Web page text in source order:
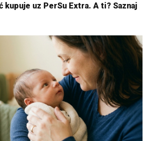
kupuje uz PerSu Extra. A ti? Saznaj